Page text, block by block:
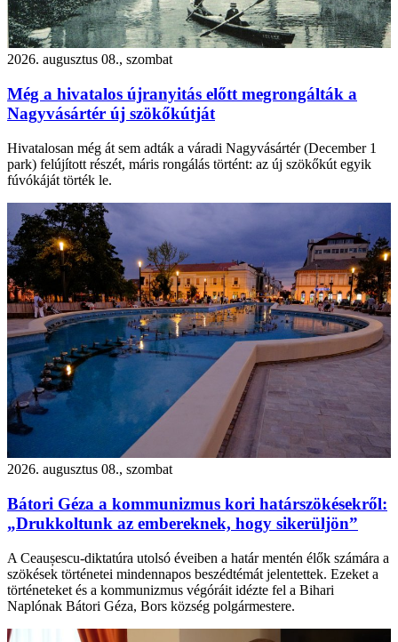
2026. augusztus 08., szombat
Még a hivatalos újranyitás előtt megrongálták a
Nagyvásártér új szökőkútját
Hivatalosan még át sem adták a váradi Nagyvásártér (December 1
park) felújított részét, máris rongálás történt: az új szökőkút egyik
fúvókáját törték le.
2026. augusztus 08., szombat
Bátori Géza a kommunizmus kori határszökésekről:
„Drukkoltunk az embereknek, hogy sikerüljön”
A Ceaușescu-diktatúra utolsó éveiben a határ mentén élők számára a
szökések történetei mindennapos beszédtémát jelentettek. Ezeket a
történeteket és a kommunizmus végóráit idézte fel a Bihari
Naplónak Bátori Géza, Bors község polgármestere.